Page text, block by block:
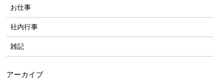
お仕事
社内行事
雑記
アーカイブ